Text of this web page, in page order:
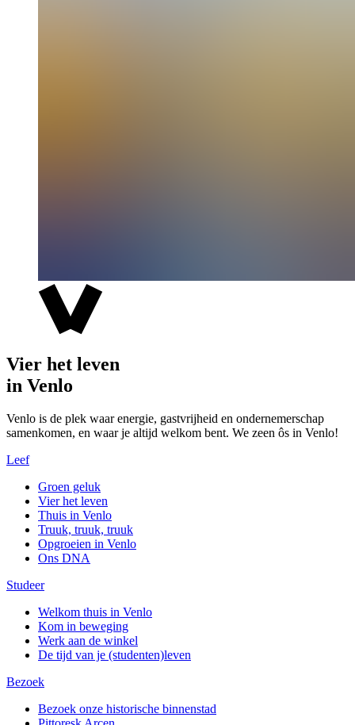
Vier het leven
in Venlo
Venlo is de plek waar energie, gastvrijheid en ondernemerschap
samenkomen, en waar je altijd welkom bent. We zeen ôs in Venlo!
Leef
Groen geluk
Vier het leven
Thuis in Venlo
Truuk, truuk, truuk
Opgroeien in Venlo
Ons DNA
Studeer
Welkom thuis in Venlo
Kom in beweging
Werk aan de winkel
De tijd van je (studenten)leven
Bezoek
Bezoek onze historische binnenstad